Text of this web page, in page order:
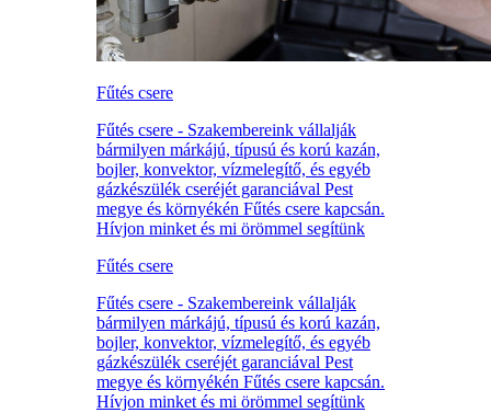
Fűtés csere
Fűtés csere - Szakembereink vállalják
bármilyen márkájú, típusú és korú kazán,
bojler, konvektor, vízmelegítő, és egyéb
gázkészülék cseréjét garanciával Pest
megye és környékén Fűtés csere kapcsán.
Hívjon minket és mi örömmel segítünk
Fűtés csere
Fűtés csere - Szakembereink vállalják
bármilyen márkájú, típusú és korú kazán,
bojler, konvektor, vízmelegítő, és egyéb
gázkészülék cseréjét garanciával Pest
megye és környékén Fűtés csere kapcsán.
Hívjon minket és mi örömmel segítünk